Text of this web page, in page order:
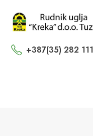
+387(35) 282 111